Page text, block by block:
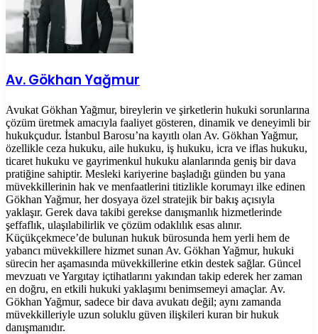
Av. Gökhan Yağmur
Avukat Gökhan Yağmur, bireylerin ve şirketlerin hukuki sorunlarına
çözüm üretmek amacıyla faaliyet gösteren, dinamik ve deneyimli bir
hukukçudur. İstanbul Barosu’na kayıtlı olan Av. Gökhan Yağmur,
özellikle ceza hukuku, aile hukuku, iş hukuku, icra ve iflas hukuku,
ticaret hukuku ve gayrimenkul hukuku alanlarında geniş bir dava
pratiğine sahiptir. Mesleki kariyerine başladığı günden bu yana
müvekkillerinin hak ve menfaatlerini titizlikle korumayı ilke edinen
Gökhan Yağmur, her dosyaya özel stratejik bir bakış açısıyla
yaklaşır. Gerek dava takibi gerekse danışmanlık hizmetlerinde
şeffaflık, ulaşılabilirlik ve çözüm odaklılık esas alınır.
Küçükçekmece’de bulunan hukuk bürosunda hem yerli hem de
yabancı müvekkillere hizmet sunan Av. Gökhan Yağmur, hukuki
sürecin her aşamasında müvekkillerine etkin destek sağlar. Güncel
mevzuatı ve Yargıtay içtihatlarını yakından takip ederek her zaman
en doğru, en etkili hukuki yaklaşımı benimsemeyi amaçlar. Av.
Gökhan Yağmur, sadece bir dava avukatı değil; aynı zamanda
müvekkilleriyle uzun soluklu güven ilişkileri kuran bir hukuk
danışmanıdır.